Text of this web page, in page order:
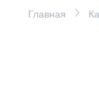
Главная